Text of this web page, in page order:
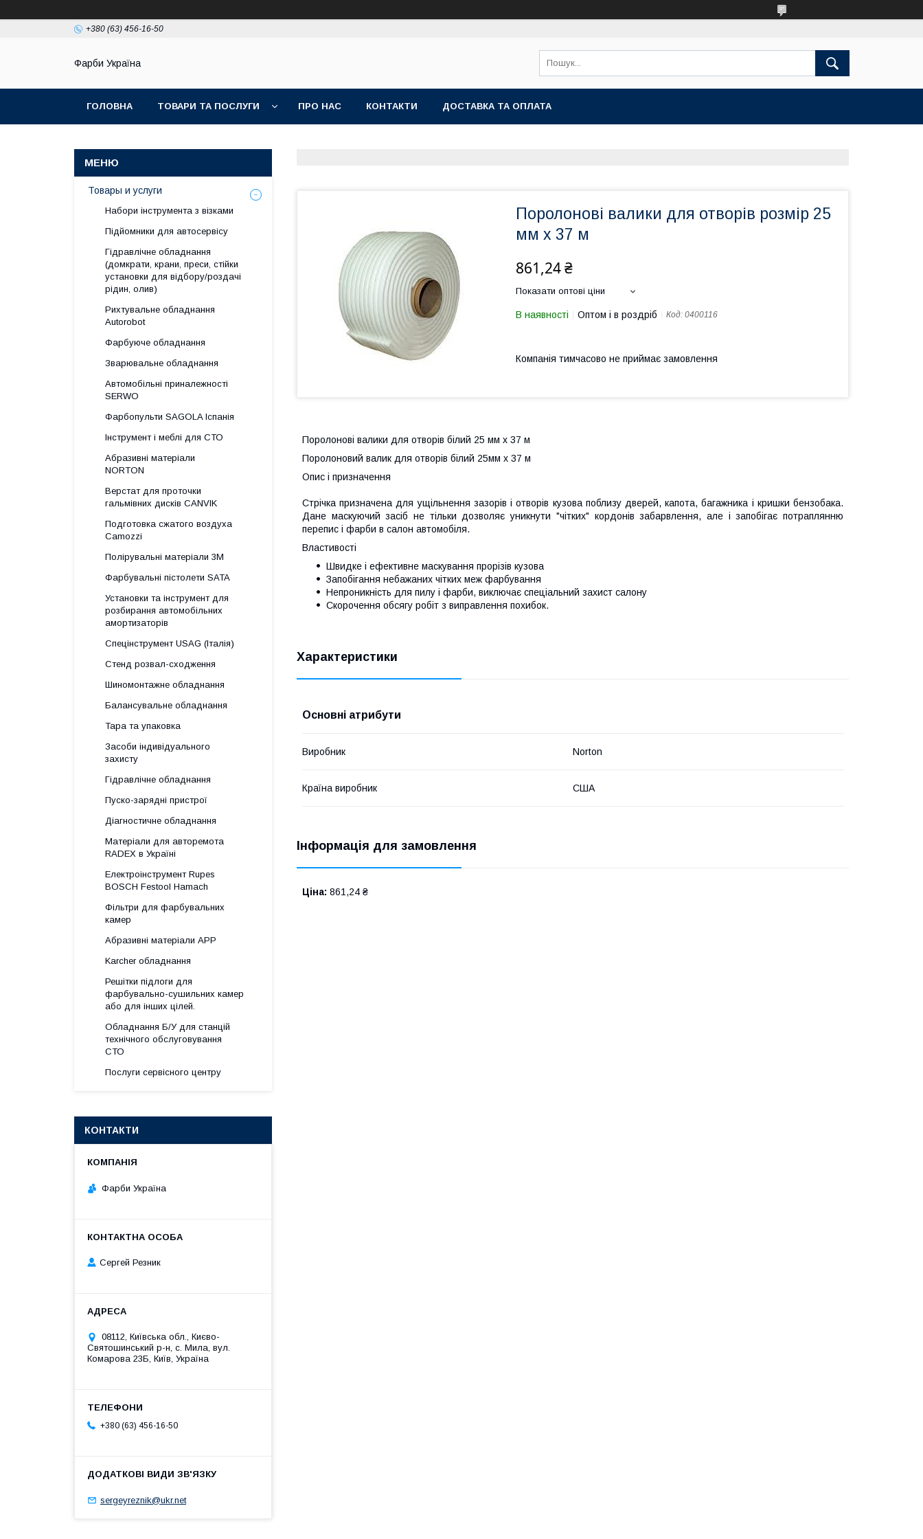
+380 (63) 456-16-50
Фарби Україна
ГОЛОВНА ТОВАРИ ТА ПОСЛУГИ ПРО НАС КОНТАКТИ ДОСТАВКА ТА ОПЛАТА
Поролонові валики для отворів розмір 25
мм х 37 м
861,24 ₴
Показати оптові ціни
В наявності Оптом і в роздріб Код: 0400116
Компанія тимчасово не приймає замовлення
Поролонові валики для отворів білий 25 мм х 37 м
Поролоновий валик для отворів білий 25мм х 37 м
Опис і призначення
Стрічка призначена для ущільнення зазорів і отворів кузова поблизу дверей, капота, багажника і кришки бензобака.
Дане маскуючий засіб не тільки дозволяє уникнути "чітких" кордонів забарвлення, але і запобігає потраплянню
перепис і фарби в салон автомобіля.
Властивості
Швидке і ефективне маскування прорізів кузова
Запобігання небажаних чітких меж фарбування
Непроникність для пилу і фарби, виключає спеціальний захист салону
Скорочення обсягу робіт з виправлення похибок.
Характеристики
Основні атрибути
Виробник Norton
Країна виробник США
Інформація для замовлення
Ціна: 861,24 ₴
Товары и услуги
Набори інструмента з візками
Підйомники для автосервісу
Гідравлічне обладнання
(домкрати, крани, преси, стійки
установки для вiдбору/роздачi
рiдин, олив)
Рихтувальне обладнання
Autorobot
Фарбуюче обладнання
Зварювальне обладнання
Автомобільні приналежності
SERWO
Фарбопульти SAGOLA Іспанія
Інструмент і меблі для СТО
Абразивні матеріали
NORTON
Верстат для проточки
гальмівних дисків CANVIK
Подготовка сжатого воздуха
Camozzi
Полірувальні матеріали 3М
Фарбувальні пістолети SATA
Установки та інструмент для
розбирання автомобільних
амортизаторів
Спецінструмент USAG (Італія)
Стенд розвал-сходження
Шиномонтажне обладнання
Балансувальне обладнання
Тара та упаковка
Засоби індивідуального
захисту
Гідравлічне обладнання
Пуско-зарядні пристрої
Діагностичне обладнання
Матеріали для авторемота
RADEX в Україні
Електроінструмент Rupes
BOSCH Festool Hamach
Фільтри для фарбувальних
камер
Абразивні матеріали АРР
Karcher обладнання
Решітки підлоги для
фарбувально-сушильних камер
або для інших цілей.
Обладнання Б/У для станцій
технічного обслуговування
СТО
Послуги сервісного центру
КОНТАКТИ
Фарби Україна
Сергей Резник
08112, Київська обл., Києво-
Святошинський р-н, с. Мила, вул.
Комарова 23Б, Київ, Україна
+380 (63) 456-16-50
sergeyreznik@ukr.net